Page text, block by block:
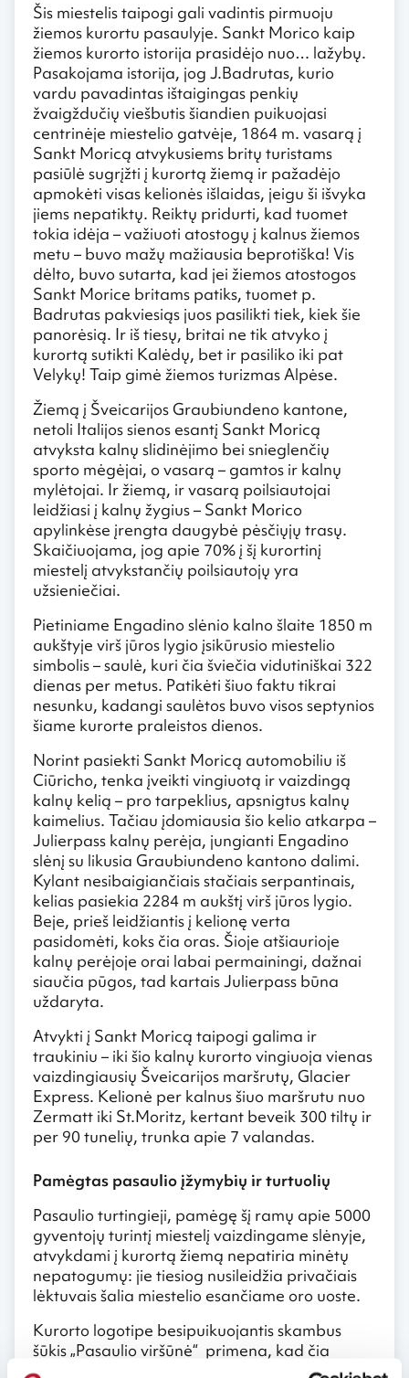
Šis miestelis taipogi gali vadintis pirmuoju
žiemos kurortu pasaulyje. Sankt Morico kaip
žiemos kurorto istorija prasidėjo nuo… lažybų.
Pasakojama istorija, jog J.Badrutas, kurio
vardu pavadintas ištaigingas penkių
žvaigždučių viešbutis šiandien puikuojasi
centrinėje miestelio gatvėje, 1864 m. vasarą į
Sankt Moricą atvykusiems britų turistams
pasiūlė sugrįžti į kurortą žiemą ir pažadėjo
apmokėti visas kelionės išlaidas, jeigu ši išvyka
jiems nepatiktų. Reiktų pridurti, kad tuomet
tokia idėja – važiuoti atostogų į kalnus žiemos
metu – buvo mažų mažiausia beprotiška! Vis
dėlto, buvo sutarta, kad jei žiemos atostogos
Sankt Morice britams patiks, tuomet p.
Badrutas pakviesiąs juos pasilikti tiek, kiek šie
panorėsią. Ir iš tiesų, britai ne tik atvyko į
kurortą sutikti Kalėdų, bet ir pasiliko iki pat
Velykų! Taip gimė žiemos turizmas Alpėse.
Žiemą į Šveicarijos Graubiundeno kantone,
netoli Italijos sienos esantį Sankt Moricą
atvyksta kalnų slidinėjimo bei snieglenčių
sporto mėgėjai, o vasarą – gamtos ir kalnų
mylėtojai. Ir žiemą, ir vasarą poilsiautojai
leidžiasi į kalnų žygius – Sankt Morico
apylinkėse įrengta daugybė pėsčiųjų trasų.
Skaičiuojama, jog apie 70% į šį kurortinį
miestelį atvykstančių poilsiautojų yra
užsieniečiai.
Pietiniame Engadino slėnio kalno šlaite 1850 m
aukštyje virš jūros lygio įsikūrusio miestelio
simbolis – saulė, kuri čia šviečia vidutiniškai 322
dienas per metus. Patikėti šiuo faktu tikrai
nesunku, kadangi saulėtos buvo visos septynios
šiame kurorte praleistos dienos.
Norint pasiekti Sankt Moricą automobiliu iš
Ciūricho, tenka įveikti vingiuotą ir vaizdingą
kalnų kelią – pro tarpeklius, apsnigtus kalnų
kaimelius. Tačiau įdomiausia šio kelio atkarpa –
Julierpass kalnų perėja, jungianti Engadino
slėnį su likusia Graubiundeno kantono dalimi.
Kylant nesibaigiančiais stačiais serpantinais,
kelias pasiekia 2284 m aukštį virš jūros lygio.
Beje, prieš leidžiantis į kelionę verta
pasidomėti, koks čia oras. Šioje atšiaurioje
kalnų perėjoje orai labai permainingi, dažnai
siaučia pūgos, tad kartais Julierpass būna
uždaryta.
Atvykti į Sankt Moricą taipogi galima ir
traukiniu – iki šio kalnų kurorto vingiuoja vienas
vaizdingiausių Šveicarijos maršrutų, Glacier
Express. Kelionė per kalnus šiuo maršrutu nuo
Zermatt iki St.Moritz, kertant beveik 300 tiltų ir
per 90 tunelių, trunka apie 7 valandas.
Pamėgtas pasaulio įžymybių ir turtuolių
Pasaulio turtingieji, pamėgę šį ramų apie 5000
gyventojų turintį miestelį vaizdingame slėnyje,
atvykdami į kurortą žiemą nepatiria minėtų
nepatogumų: jie tiesiog nusileidžia privačiais
lėktuvais šalia miestelio esančiame oro uoste.
Kurorto logotipe besipuikuojantis skambus
šūkis „Pasaulio viršūnė“ primena, kad čia
atvyksta mėgstantieji tai, kas geriausia. Dar